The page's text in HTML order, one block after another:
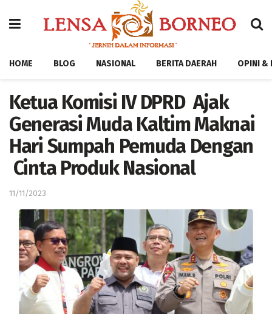
HOME BLOG NASIONAL BERITA DAERAH OPINI &
Ketua Komisi IV DPRD Ajak
Generasi Muda Kaltim Maknai
Hari Sumpah Pemuda Dengan
Cinta Produk Nasional
11/11/2023